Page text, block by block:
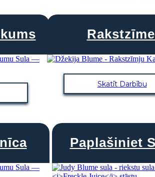
Skatīt Darbību
Paplašiniet